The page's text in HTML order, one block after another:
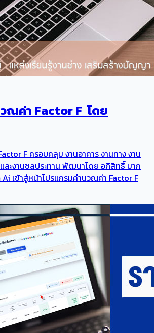
ณค่า Factor F โดย
F ครอบคลุม งานอาคาร งานทาง งาน
ละงานชลประทาน พัฒนาโดย อภิสิทธิ์ มาก
เข้าสู่หน้าโปรแกรมคำนวณค่า Factor F